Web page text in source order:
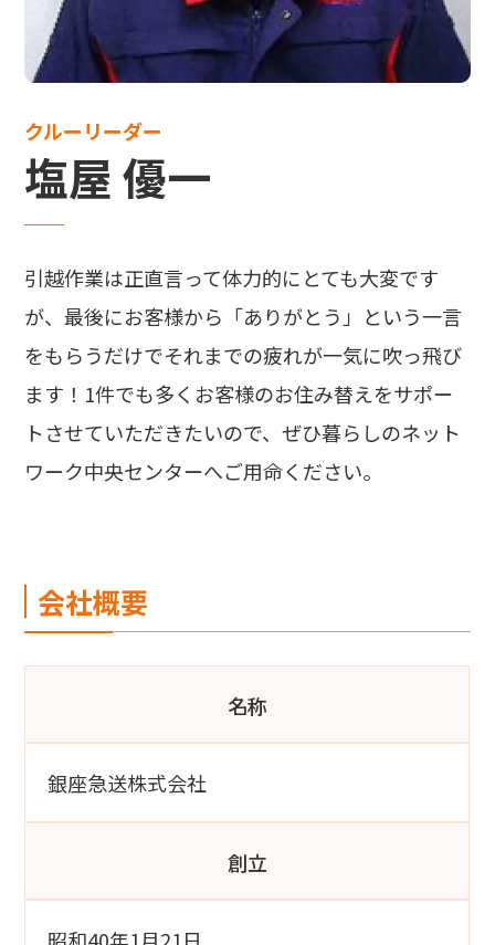
クルーリーダー
塩屋 優一
引越作業は正直言って体力的にとても大変です
が、最後にお客様から「ありがとう」という一言
をもらうだけでそれまでの疲れが一気に吹っ飛び
ます！1件でも多くお客様のお住み替えをサポー
トさせていただきたいので、ぜひ暮らしのネット
ワーク中央センターへご用命ください。
会社概要
名称
銀座急送株式会社
創立